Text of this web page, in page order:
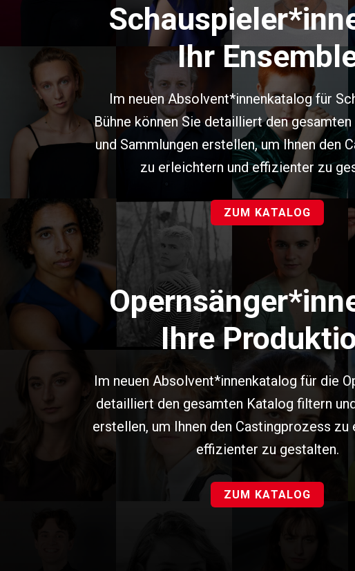
Schauspieler
Ihr
Im neuen Absolvent*innenkatalog für
Bühne können Sie detailliert den
und Sammlungen erstellen, um Ihnen den
zu erleichtern und effizienter zu
ZUM KATALOG
Ihre
Im neuen Absolvent*innenkatalog für die
detailliert den gesamten Katalog filtern
erstellen, um Ihnen den Castingprozess zu
effizienter zu gestalten.
ZUM KATALOG